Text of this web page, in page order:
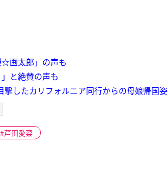
☆画太郎」の声も
と絶賛の声も
したカリフォルニア同行からの母娘帰国姿
芦田愛菜